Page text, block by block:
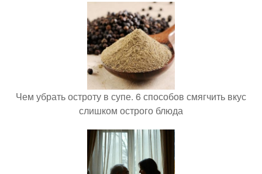
Чем убрать остроту в супе. 6 способов смягчить вкус
слишком острого блюда